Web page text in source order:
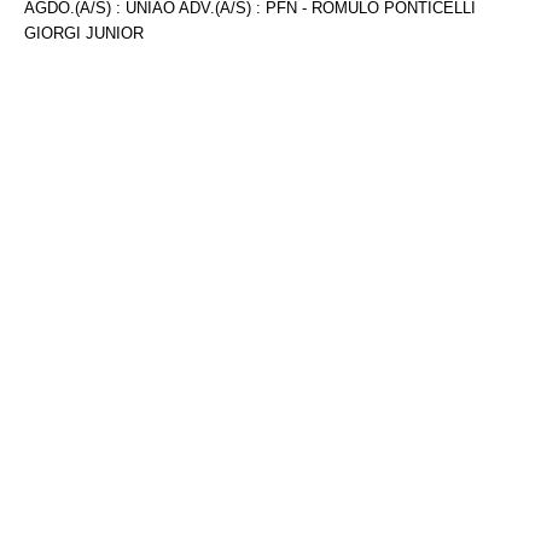
AGDO.(A/S) : UNIÃO ADV.(A/S) : PFN - ROMULO PONTICELLI
GIORGI JUNIOR